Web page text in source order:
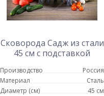
Сковорода Садж из стали
45 см с подставкой
Производство
Россия
Материал
Сталь
Диаметр (см)
45 см